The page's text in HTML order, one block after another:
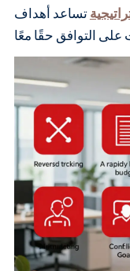
تساعد أهداف
على التوافق حقًا معًا